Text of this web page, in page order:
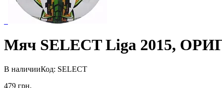
Мяч SELECT Liga 2015,
В наличииКод: SELECT
479 грн.